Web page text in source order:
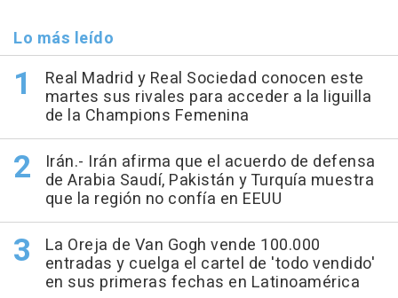
Lo más leído
Real Madrid y Real Sociedad conocen este
martes sus rivales para acceder a la liguilla
de la Champions Femenina
Irán.- Irán afirma que el acuerdo de defensa
de Arabia Saudí, Pakistán y Turquía muestra
que la región no confía en EEUU
La Oreja de Van Gogh vende 100.000
entradas y cuelga el cartel de 'todo vendido'
en sus primeras fechas en Latinoamérica